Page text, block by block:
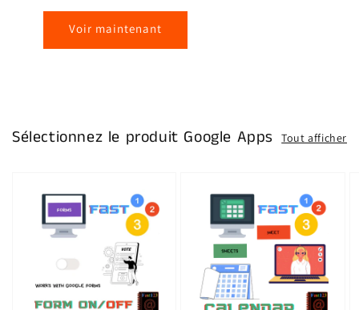
Voir maintenant
Sélectionnez le produit Google Apps Tout afficher